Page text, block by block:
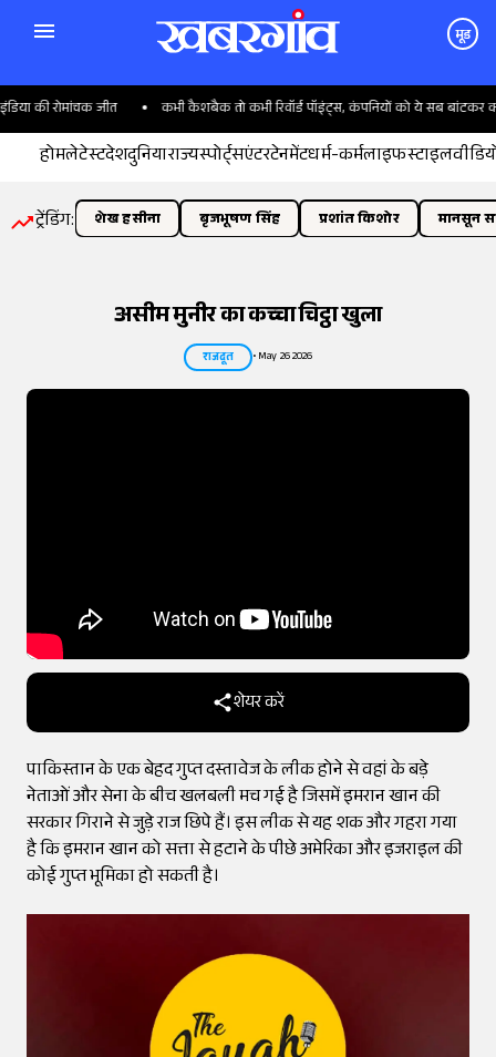
मूड
रोमांचक जीत कभी कैशबैक तो कभी रिवॉर्ड पॉइंट्स, कंपनियों को ये सब बांटकर क्या
होमलेटेस्टदेशदुनियाराज्यस्पोर्ट्सएंटरटेनमेंटधर्म-कर्मलाइफस्टाइल
ट्रेंडिंग: शेख हसीना बृजभूषण सिंह प्रशांत किशोर मानसून
असीम मुनीर का कच्चा चिट्ठा खुला
राजदूत •May 26 2026
शेयर करें
पाकिस्तान के एक बेहद गुप्त दस्तावेज के लीक होने से वहां के बड़े
नेताओं और सेना के बीच खलबली मच गई है जिसमें इमरान खान की
सरकार गिराने से जुड़े राज छिपे हैं। इस लीक से यह शक और गहरा गया
है कि इमरान खान को सत्ता से हटाने के पीछे अमेरिका और इजराइल की
कोई गुप्त भूमिका हो सकती है।